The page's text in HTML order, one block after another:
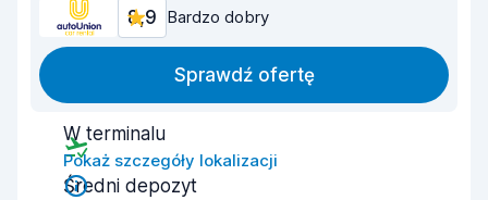
8,9 Bardzo dobry
Sprawdź ofertę
W terminalu
Pokaż szczegóły lokalizacji
Średni depozyt